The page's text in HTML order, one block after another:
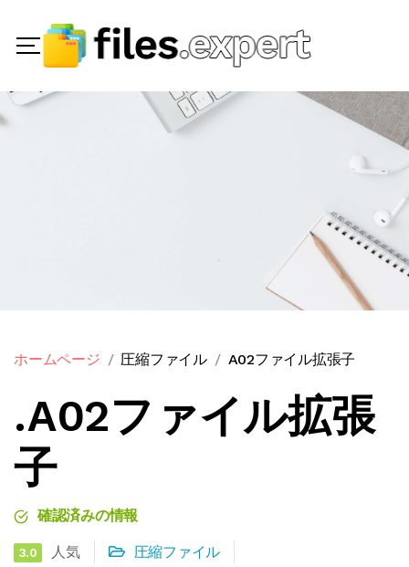
ホームページ 圧縮ファイル A02ファイル拡張子
.A02ファイル拡張
子
確認済みの情報
3.0 人気 圧縮ファイル